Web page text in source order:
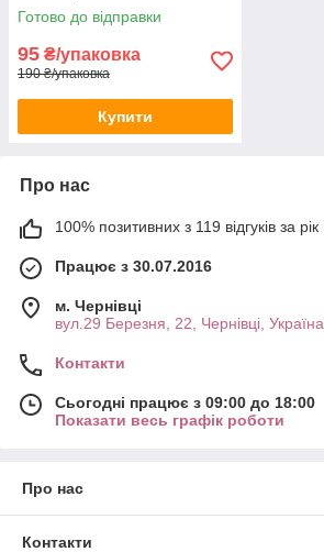
Готово до відправки
95 ₴/упаковка
190 ₴/упаковка
Купити
Про нас
100% позитивних з 119 відгуків за рік
Працює з 30.07.2016
м. Чернівці
вул.29 Березня, 22, Чернівці, Україна
Контакти
Сьогодні працює з 09:00 до 18:00
Показати весь графік роботи
Про нас
Контакти